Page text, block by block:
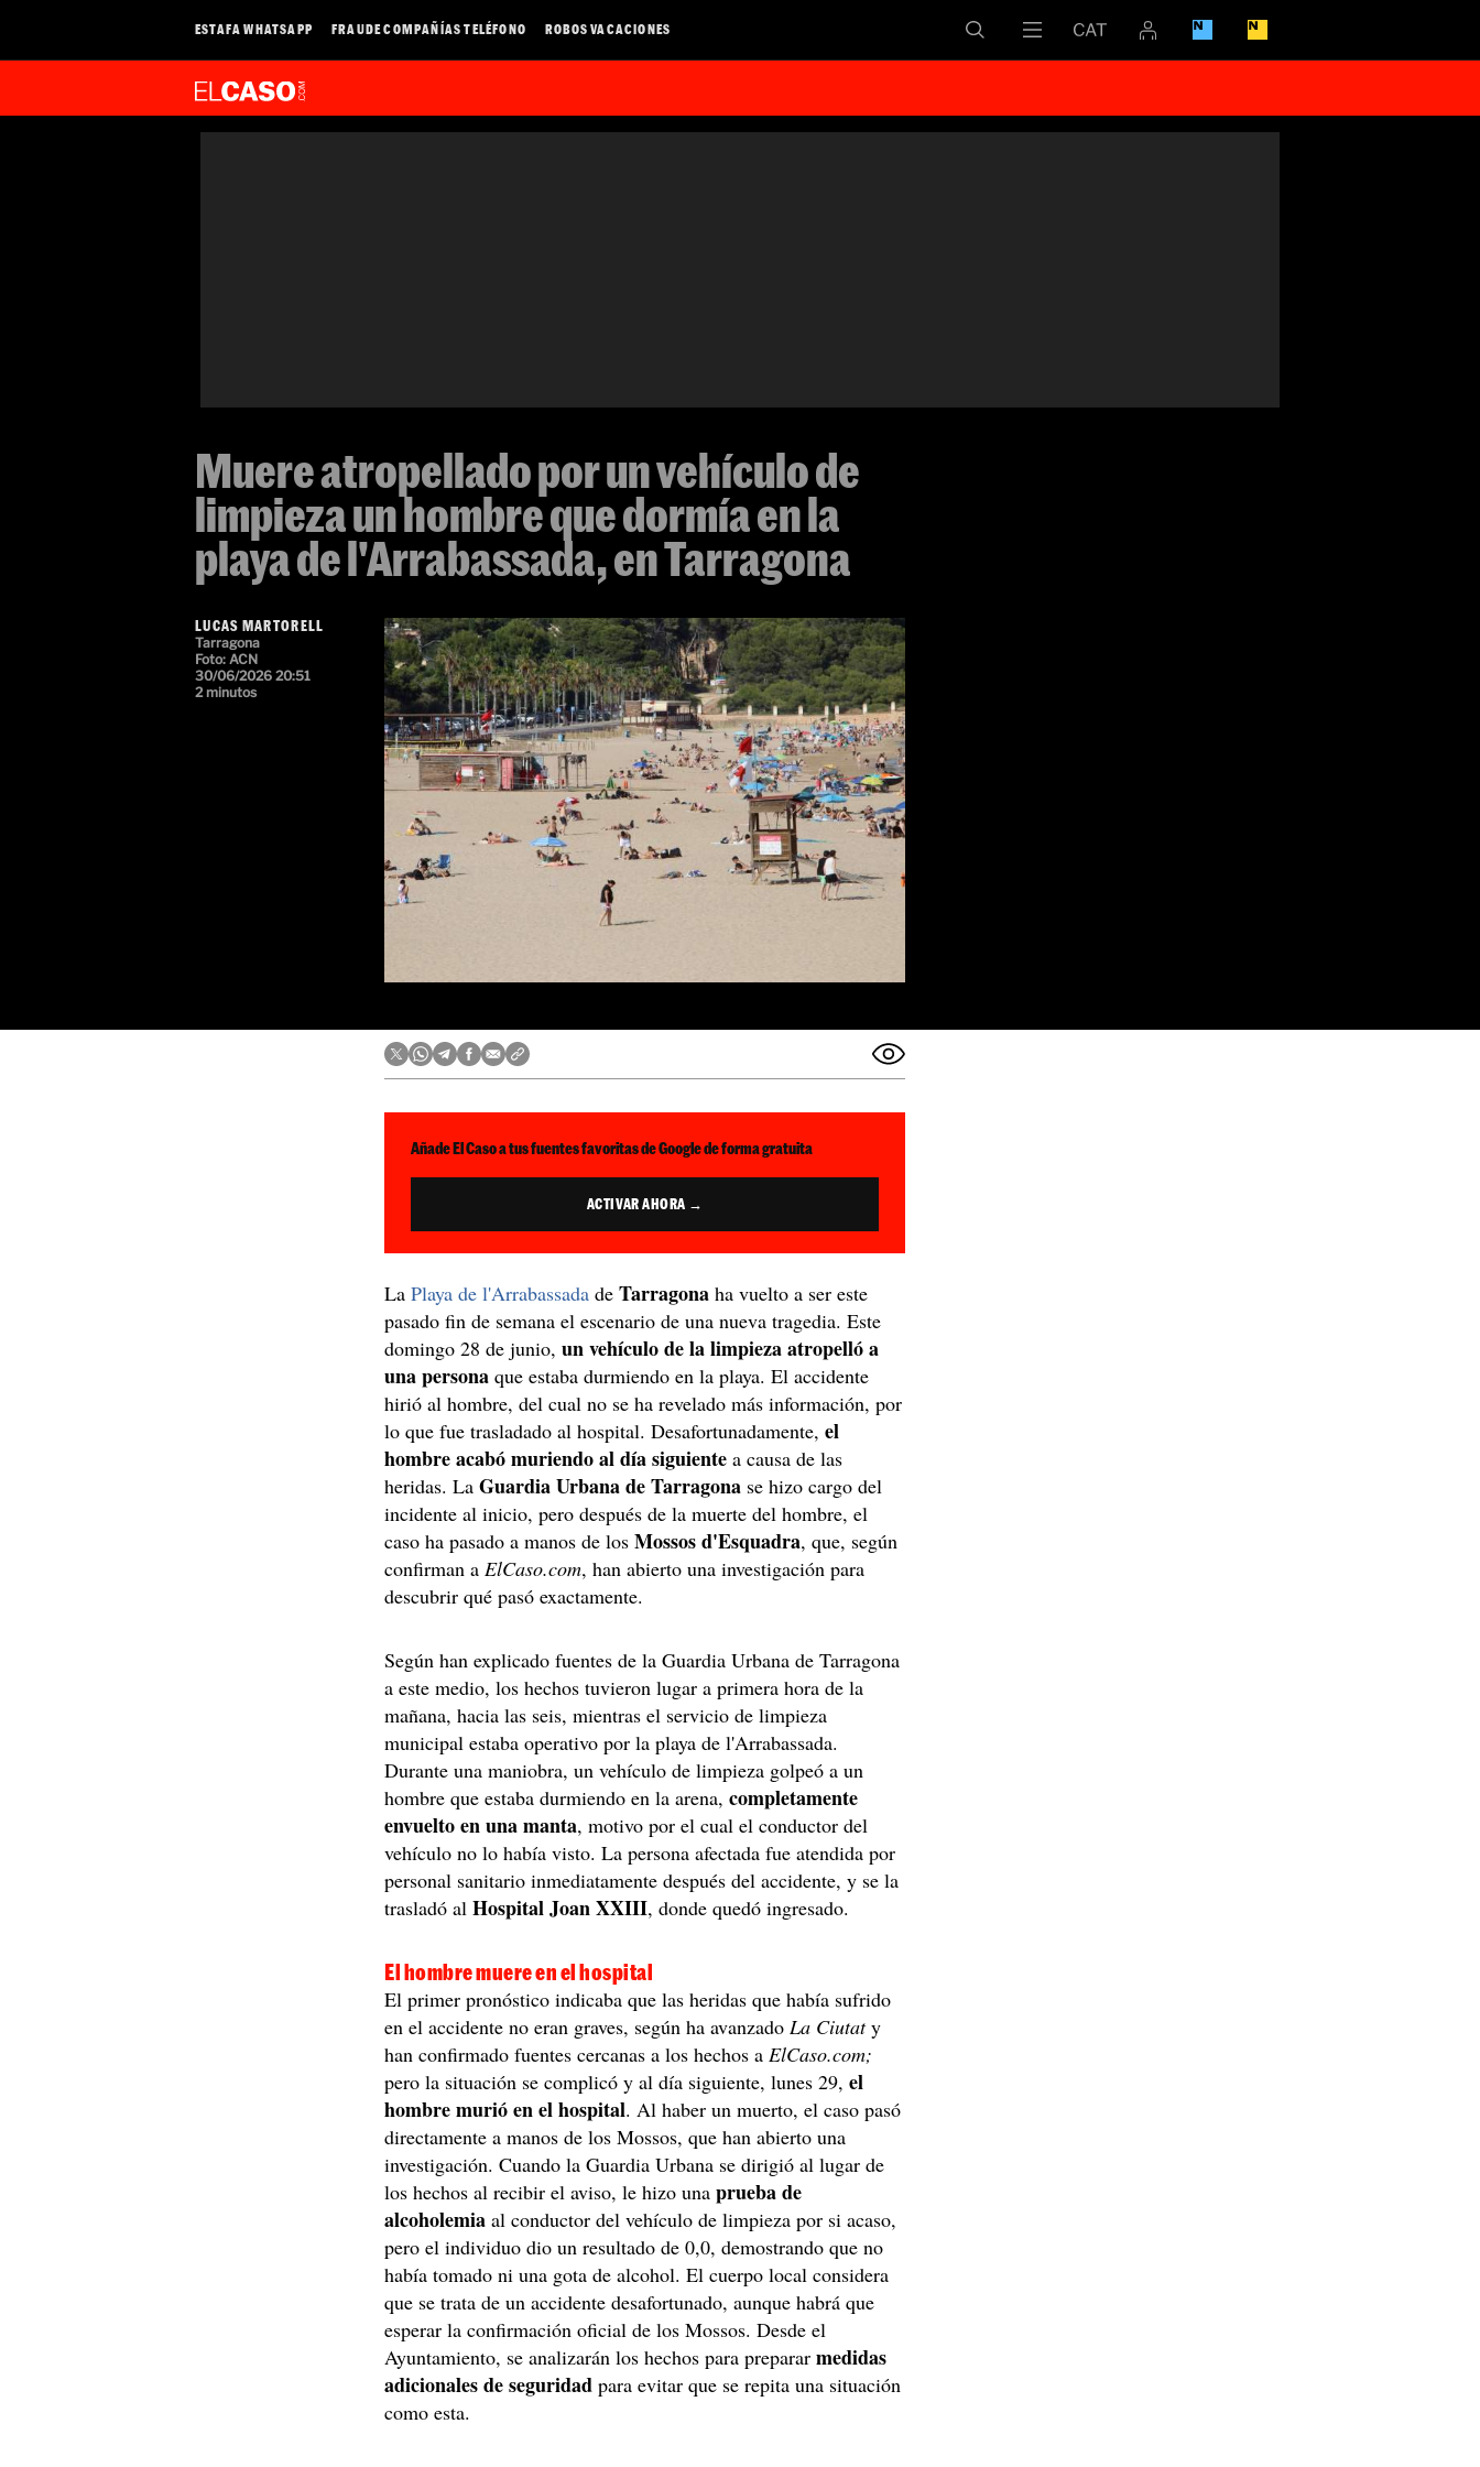
ESTAFA WHATSAPP FRAUDE COMPAÑÍAS TELÉFONO ROBOS VACACIONES
Muere atropellado por un vehículo de
limpieza un hombre que dormía en la
playa de l'Arrabassada, en Tarragona
LUCAS MARTORELL
Tarragona
Foto: ACN
30/06/2026 20:51
2 minutos
Añade El Caso a tus fuentes favoritas de Google de forma gratuita
ACTIVAR AHORA →
LaPlaya de l'Arrabassada deTarragona ha vuelto a ser este
pasado fin de semana el escenario de una nueva tragedia. Este
domingo 28 de junio,un vehículo de la limpieza atropelló a
una persona que estaba durmiendo en la playa. El accidente
hirió al hombre, del cual no se ha revelado más información, por
lo que fue trasladado al hospital. Desafortunadamente,el
hombre acabó muriendo al día siguiente a causa de las
heridas. LaGuardia Urbana de Tarragona se hizo cargo del
incidente al inicio, pero después de la muerte del hombre, el
caso ha pasado a manos de losMossos d'Esquadra, que, según
confirman aElCaso.com, han abierto una investigación para
descubrir qué pasó exactamente.
Según han explicado fuentes de la Guardia Urbana de Tarragona
a este medio, los hechos tuvieron lugar a primera hora de la
mañana, hacia las seis, mientras el servicio de limpieza
municipal estaba operativo por la playa de l'Arrabassada.
Durante una maniobra, un vehículo de limpieza golpeó a un
hombre que estaba durmiendo en la arena,completamente
envuelto en una manta, motivo por el cual el conductor del
vehículo no lo había visto. La persona afectada fue atendida por
personal sanitario inmediatamente después del accidente, y se la
trasladó alHospital Joan XXIII, donde quedó ingresado.
El hombre muere en el hospital
El primer pronóstico indicaba que las heridas que había sufrido
en el accidente no eran graves, según ha avanzadoLa Ciutaty
han confirmado fuentes cercanas a los hechos aElCaso.com;
pero la situación se complicó y al día siguiente, lunes 29,el
hombre murió en el hospital. Al haber un muerto, el caso pasó
directamente a manos de los Mossos, que han abierto una
investigación. Cuando la Guardia Urbana se dirigió al lugar de
los hechos al recibir el aviso, le hizo unaprueba de
alcoholemia al conductor del vehículo de limpieza por si acaso,
pero el individuo dio un resultado de 0,0, demostrando que no
había tomado ni una gota de alcohol. El cuerpo local considera
que se trata de un accidente desafortunado, aunque habrá que
esperar la confirmación oficial de los Mossos. Desde el
Ayuntamiento, se analizarán los hechos para prepararmedidas
adicionales de seguridad para evitar que se repita una situación
como esta.